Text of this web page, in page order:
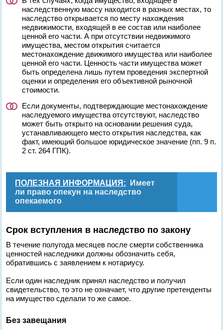
наследственную массу находится в разных местах, то
наследство открывается по месту нахождения
недвижимости, входящей в ее состав или наиболее
ценной его части. А при отсутствии недвижимого
имущества, местом открытия считается
местонахождение движимого имущества или наиболее
ценной его части. Ценность части имущества может
быть определена лишь путем проведения экспертной
оценки и определения его объективной рыночной
стоимости.
Если документы, подтверждающие местонахождение
наследуемого имущества отсутствуют, наследство
может быть открыто на основании решения суда,
устанавливающего место открытия наследства, как
факт, имеющий большое юридическое значение (пп. 9 п.
2 ст. 264 ГПК).
ПОЛЕЗНАЯ ИНФОРМАЦИЯ:
Имеет
ли право опекун на наследство
опекаемого
Срок вступления в наследство по закону
В течение полугода месяцев после смерти собственника
ценностей наследники должны обозначить себя,
обратившись с заявлением к нотариусу.
Если один наследник принял наследство и получил
свидетельство, то это не означает, что другие претенденты
на имущество сделали то же самое.
Без завещания